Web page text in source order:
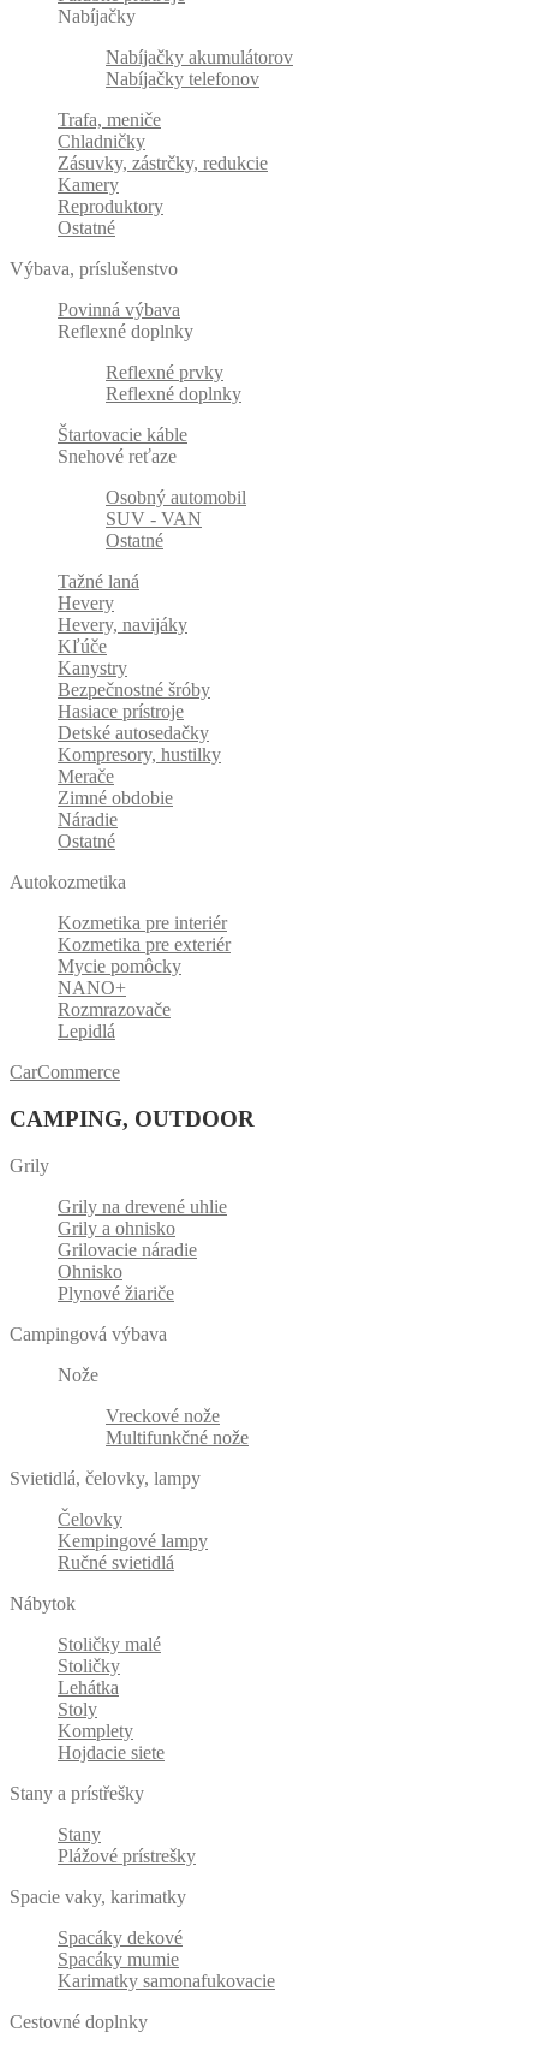
Nabíjačky
Nabíjačky akumulátorov
Nabíjačky telefonov
Trafa, meniče
Chladničky
Zásuvky, zástrčky, redukcie
Kamery
Reproduktory
Ostatné
Výbava, príslušenstvo
Povinná výbava
Reflexné doplnky
Reflexné prvky
Reflexné doplnky
Štartovacie káble
Snehové reťaze
Osobný automobil
SUV - VAN
Ostatné
Tažné laná
Hevery
Hevery, navijáky
Kľúče
Kanystry
Bezpečnostné šróby
Hasiace prístroje
Detské autosedačky
Kompresory, hustilky
Merače
Zimné obdobie
Náradie
Ostatné
Autokozmetika
Kozmetika pre interiér
Kozmetika pre exteriér
Mycie pomôcky
NANO+
Rozmrazovače
Lepidlá
CarCommerce
CAMPING, OUTDOOR
Grily
Grily na drevené uhlie
Grily a ohnisko
Grilovacie náradie
Ohnisko
Plynové žiariče
Campingová výbava
Nože
Vreckové nože
Multifunkčné nože
Svietidlá, čelovky, lampy
Čelovky
Kempingové lampy
Ručné svietidlá
Nábytok
Stoličky malé
Stoličky
Lehátka
Stoly
Komplety
Hojdacie siete
Stany a prístřešky
Stany
Plážové prístrešky
Spacie vaky, karimatky
Spacáky dekové
Spacáky mumie
Karimatky samonafukovacie
Cestovné doplnky